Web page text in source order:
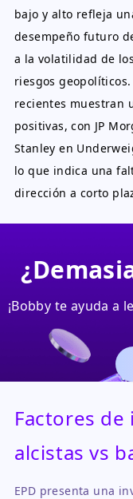
bajo y alto refleja
desempeño futuro
a la volatilidad de
riesgos
recientes muestran
positivas, con JP
Stanley en
lo que indica una
dirección a corto
¡Bobby te ayuda a
Factores de
alcistas vs
EPD presenta una